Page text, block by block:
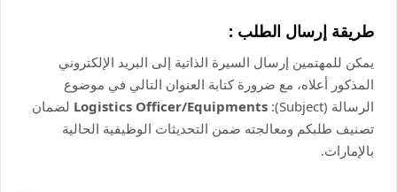
طريقة إرسال الطلب :
يمكن للمهتمين إرسال السيرة الذاتية إلى البريد الإلكتروني
المذكور أعلاه، مع ضرورة كتابة العنوان التالي في موضوع
الرسالة (Subject):
Logistics Officer/Equipments لضمان
تصنيف طلبكم ومعالجته ضمن التحديثات الوظيفية الحالية
بالإمارات.